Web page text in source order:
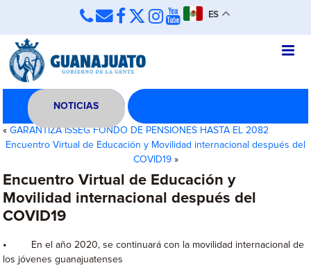
ES
NOTICIAS
«GARANTIZA ISSEG FONDO DE PENSIONES HASTA EL 2082
Encuentro Virtual de Educación y Movilidad internacional después del
COVID19»
Encuentro Virtual de Educación y
Movilidad internacional después del
COVID19
•
En el año 2020, se continuará con la movilidad internacional de
los jóvenes guanajuatenses